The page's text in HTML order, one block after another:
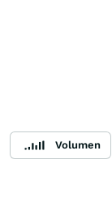
Volumen